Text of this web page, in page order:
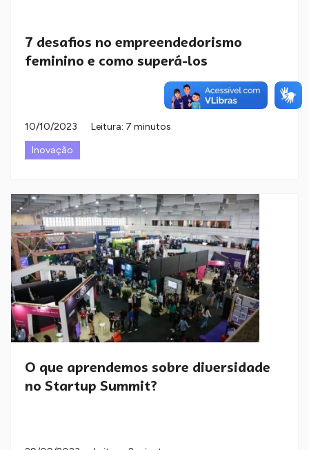
7 desafios no empreendedorismo
feminino e como superá-los
10/10/2023
Leitura: 7 minutos
Inovação
O que aprendemos sobre diversidade
no Startup Summit?